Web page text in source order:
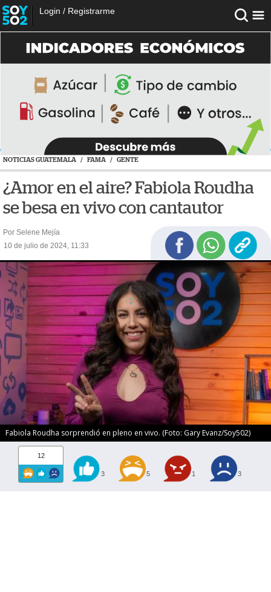
Login / Registrarme
NOTICIAS GUATEMALA / FAMA / GENTE
¿Amor en el aire? Fabiola Roudha
se besa en vivo con cantautor
Por Selene Mejía
10 de julio de 2024, 11:33
Fabiola Roudha sorprendió en pleno en vivo. (Foto: Gary Evanz/Soy502)
12
3 5 1 3